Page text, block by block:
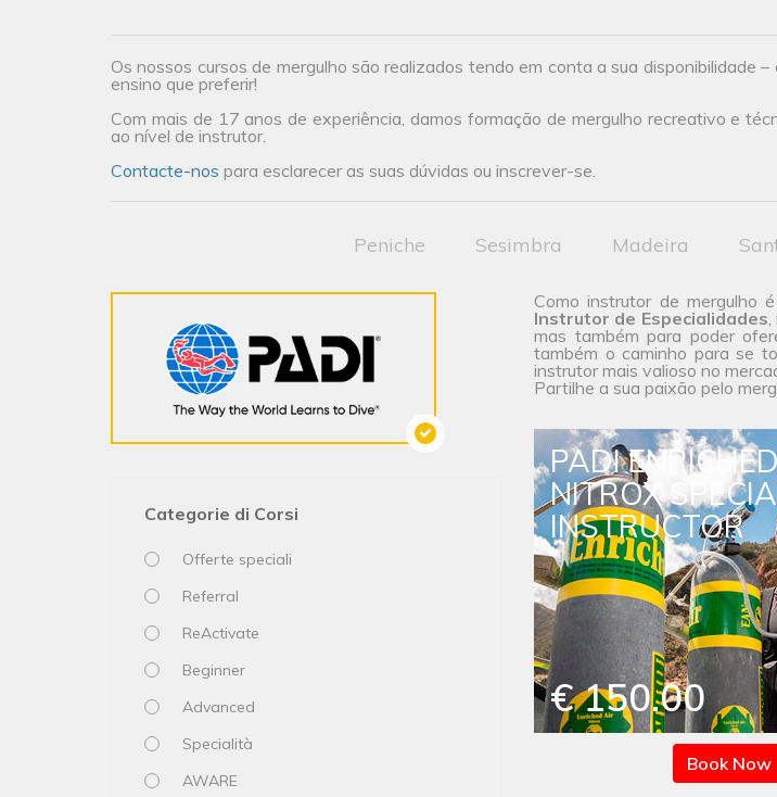
Os nossos cursos de mergulho são realizados tendo em conta a sua disponibilidade –
ensino que preferir!
Com mais de 17 anos de experiência, damos formação de mergulho recreativo e
ao nível de instrutor.
Contacte-nos para esclarecer as suas dúvidas ou inscrever-se.
Peniche Sesimbra Madeira
Categorie di Corsi
Offerte speciali
Referral
ReActivate
Beginner
Advanced
Specialità
AWARE
Como instrutor de mergulho
Instrutor de Especialidades,
mas também para poder
também o caminho para se
instrutor mais valioso no
Partilhe a sua paixão pelo
PADI
NITROX
INSTRUCTOR
€ 150.00
Book Now